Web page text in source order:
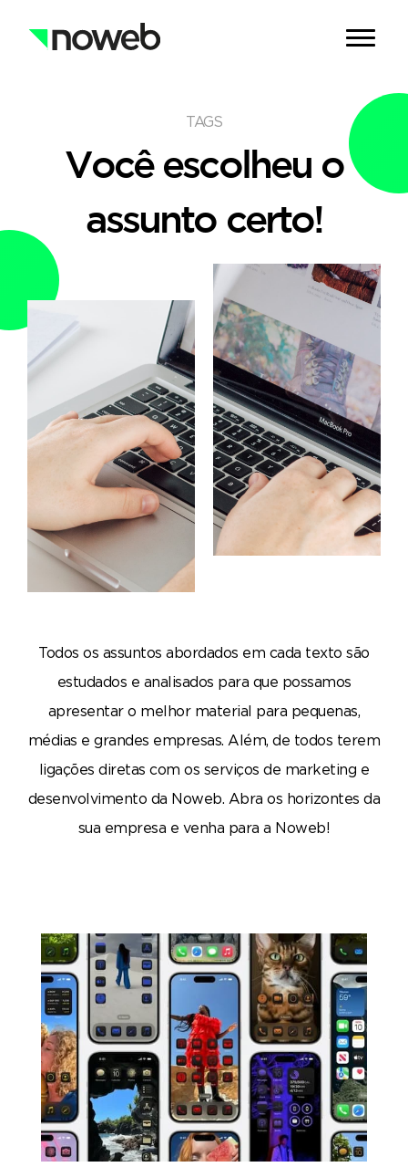
TAGS
Você escolheu o
assunto certo!
Todos os assuntos abordados em cada texto são
estudados e analisados para que possamos
apresentar o melhor material para pequenas,
médias e grandes empresas. Além, de todos terem
ligações diretas com os serviços de marketing e
desenvolvimento da Noweb. Abra os horizontes da
sua empresa e venha para a Noweb!